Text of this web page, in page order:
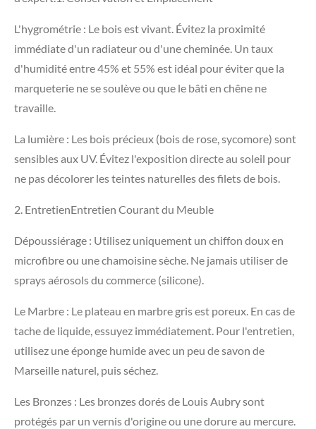
​L'hygrométrie : Le bois est vivant. Évitez la proximité
immédiate d'un radiateur ou d'une cheminée. Un taux
d'humidité entre 45% et 55% est idéal pour éviter que la
marqueterie ne se soulève ou que le bâti en chêne ne
travaille.
​La lumière : Les bois précieux (bois de rose, sycomore) sont
sensibles aux UV. Évitez l'exposition directe au soleil pour
ne pas décolorer les teintes naturelles des filets de bois.
​2. EntretienEntretien Courant du Meuble
​Dépoussiérage : Utilisez uniquement un chiffon doux en
microfibre ou une chamoisine sèche. Ne jamais utiliser de
sprays aérosols du commerce (silicone).
​Le Marbre : Le plateau en marbre gris est poreux. En cas de
tache de liquide, essuyez immédiatement. Pour l'entretien,
utilisez une éponge humide avec un peu de savon de
Marseille naturel, puis séchez.
​Les Bronzes : Les bronzes dorés de Louis Aubry sont
protégés par un vernis d'origine ou une dorure au mercure.